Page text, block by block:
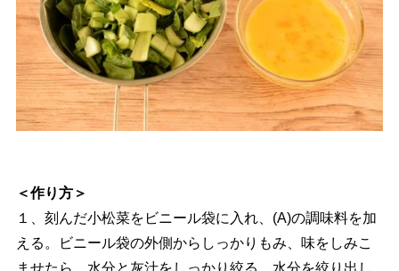
＜作り方＞
１、刻んだ小松菜をビニール袋に入れ、(A)の調味料を加
える。ビニール袋の外側からしっかりもみ、味をしみこ
ませたら、水分と灰汁をしっかり絞る。水分を絞り出し